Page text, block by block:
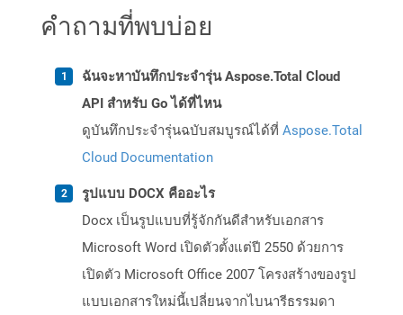
คำถามที่พบบ่อย
ฉันจะหาบันทึกประจำรุ่น Aspose.Total Cloud
API สำหรับ Go ได้ที่ไหน
ดูบันทึกประจำรุ่นฉบับสมบูรณ์ได้ที่ Aspose.Total
Cloud Documentation
รูปแบบ DOCX คืออะไร
Docx เป็นรูปแบบที่รู้จักกันดีสำหรับเอกสาร
Microsoft Word เปิดตัวตั้งแต่ปี 2550 ด้วยการ
เปิดตัว Microsoft Office 2007 โครงสร้างของรูป
แบบเอกสารใหม่นี้เปลี่ยนจากไบนารีธรรมดา